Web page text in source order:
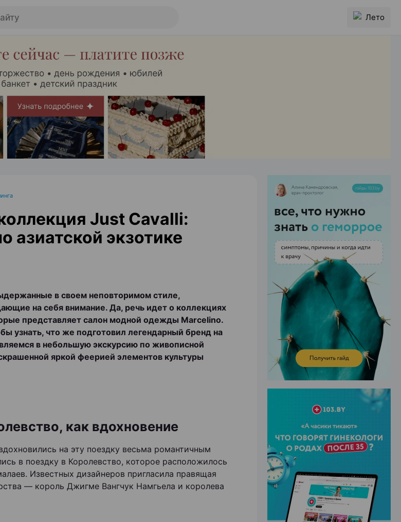
Лето
ЭФФЕКТИВНАЯ РЕКЛАМА НА САЙТЕ
Just Cavalli:
азиатской экзотике
в своем неповторимом стиле,
на себя внимание. Да, речь идет о коллекциях
представляет салон модной одежды Marcelino.
узнать, что же подготовил легендарный бренд на
в небольшую экскурсию по живописной
яркой феерией элементов культуры
как вдохновение
на эту поездку весьма романтичным
в поездку в Королевство, которое расположилось
Известных дизайнеров пригласила правящая
— король Джигме Вангчук Намгьела и королева
ЭФФЕКТИВНАЯ РЕКЛАМА НА САЙТЕ
ЭФФЕКТИВНАЯ РЕКЛАМА НА САЙТЕ